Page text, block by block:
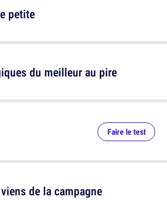
petite
du meilleur au pire
Faire le test
de la campagne